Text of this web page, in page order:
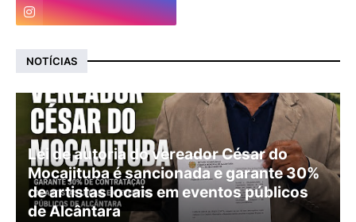
NOTÍCIAS
Lei de autoria do vereador César do
Mocajituba é sancionada e garante 30%
de artistas locais em eventos públicos
de Alcântara